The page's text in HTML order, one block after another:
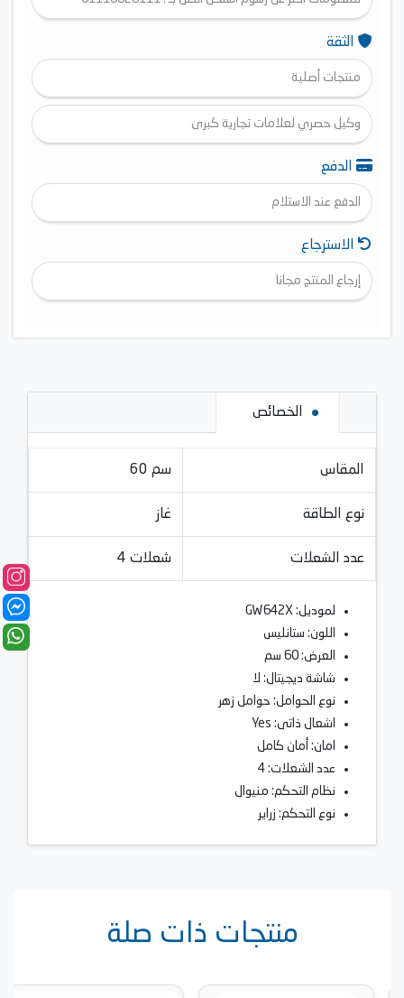
الثقة
منتجات أصلية
وكيل حصري لعلامات تجارية كبرى
الدفع
الدفع عند الاستلام
الاسترجاع
إرجاع المنتج مجانا
الخصائص
المقاس 60 سم
نوع الطاقة غاز
عدد الشعلات 4 شعلات
لموديل: GW642X
اللون: ستانليس
العرض: 60 سم
شاشة ديجيتال: لا
نوع الحوامل: حوامل زهر
اشعال ذاتى: Yes
امان: أمان كامل
عدد الشعلات: 4
نظام التحكم: منيوال
نوع التحكم: زراير
منتجات ذات صلة